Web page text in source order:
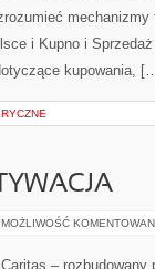
mechanizmy
i Kupno i
kupowania,
MOŻLIWOŚĆ
– rozbudowany